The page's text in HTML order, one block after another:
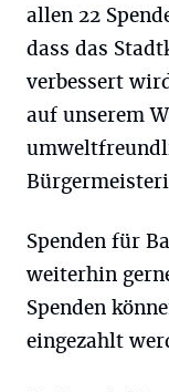
allen 22
dass das
verbessert
auf unserem
Spenden für
weiterhin
Spenden
eingezahlt